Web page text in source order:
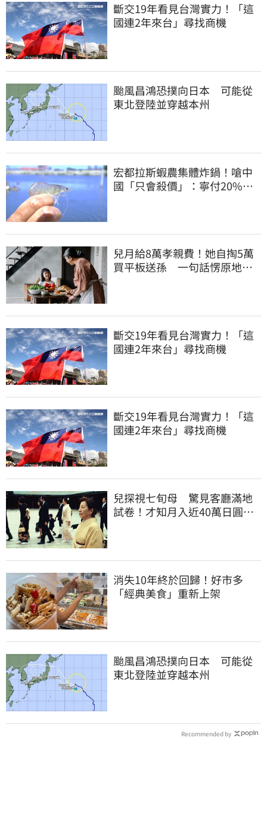
斷交19年看見台灣實力！「這
國連2年來台」尋找商機
颱風昌鴻恐撲向日本 可能從
東北登陸並穿越本州
宏都拉斯蝦農集體炸鍋！嗆中
國「只會殺價」：寧付20%關
兒月給8萬孝親費！她自掏5萬
買平板送孫 一句話愣原地
斷交19年看見台灣實力！「這
國連2年來台」尋找商機
斷交19年看見台灣實力！「這
國連2年來台」尋找商機
兒探視七旬母 驚見客廳滿地
試卷！才知月入近40萬日圓
消失10年終於回歸！好市多
「經典美食」重新上架
颱風昌鴻恐撲向日本 可能從
東北登陸並穿越本州
Recommended by